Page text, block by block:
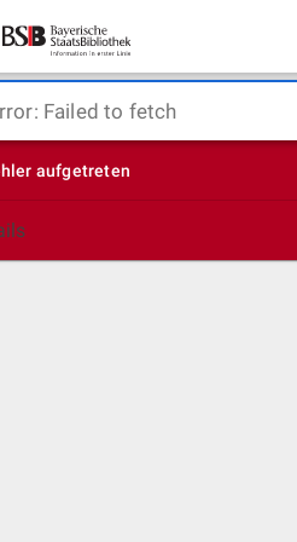
Failed to fetch
aufgetreten